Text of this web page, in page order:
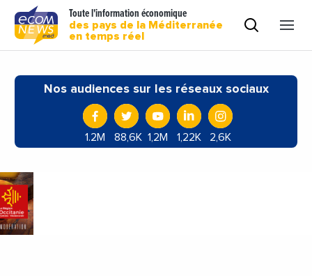
Toute l'information économique
des pays de la Méditerranée
en temps réel
Nos audiences sur les réseaux sociaux
1.2M 88,6K 1,2M 1,22K 2,6K